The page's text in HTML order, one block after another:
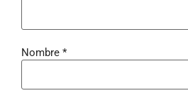
Nombre *